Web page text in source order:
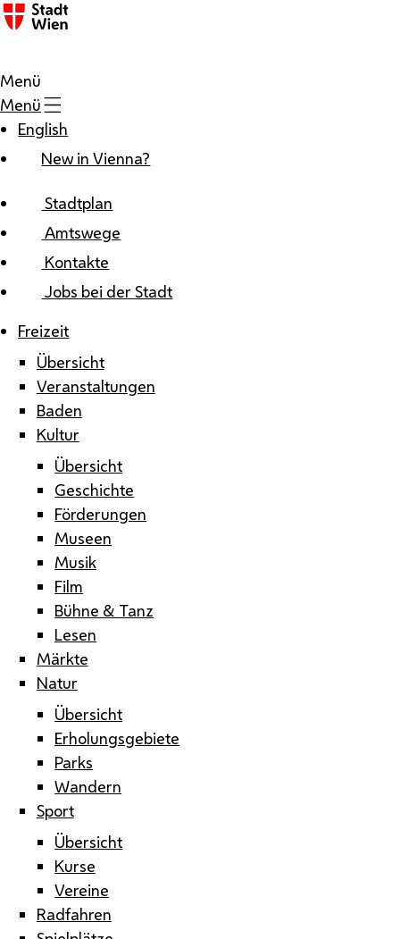
Zum Inhalt
Menü
Menü
English
New in Vienna?
Stadtplan
Amtswege
Kontakte
Jobs bei der Stadt
Freizeit
Übersicht
Veranstaltungen
Baden
Kultur
Übersicht
Geschichte
Förderungen
Museen
Musik
Film
Bühne & Tanz
Lesen
Märkte
Natur
Übersicht
Erholungsgebiete
Parks
Wandern
Sport
Übersicht
Kurse
Vereine
Radfahren